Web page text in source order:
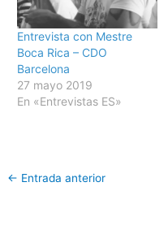
Entrevista con Mestre
Boca Rica – CDO
Barcelona
27 mayo 2019
En «Entrevistas ES»
← Entrada anterior